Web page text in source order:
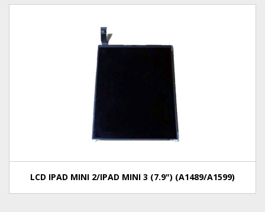
LCD IPAD MINI 2/IPAD MINI 3 (7.9") (A1489/A1599)